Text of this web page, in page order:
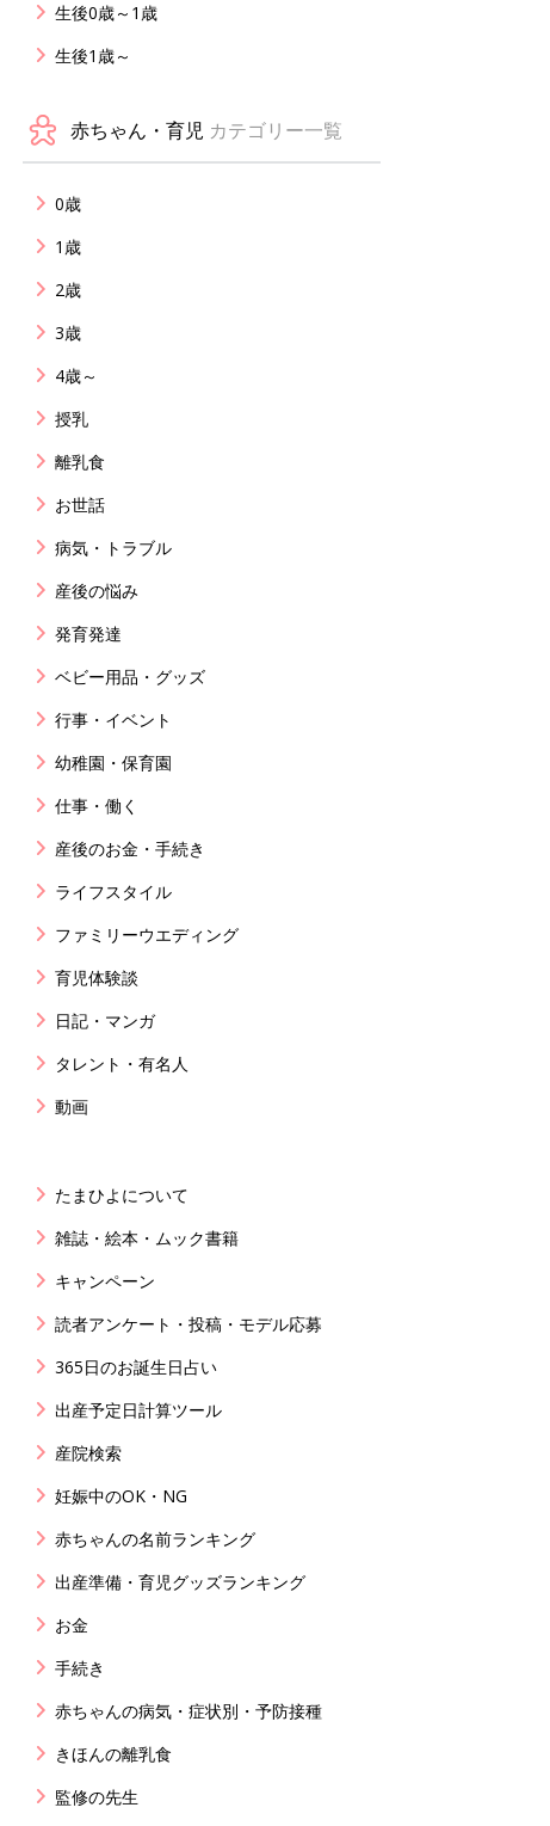
生後0歳～1歳
生後1歳～
赤ちゃん・育児 カテゴリー一覧
0歳
1歳
2歳
3歳
4歳～
授乳
離乳食
お世話
病気・トラブル
産後の悩み
発育発達
ベビー用品・グッズ
行事・イベント
幼稚園・保育園
仕事・働く
産後のお金・手続き
ライフスタイル
ファミリーウエディング
育児体験談
日記・マンガ
タレント・有名人
動画
たまひよについて
雑誌・絵本・ムック書籍
キャンペーン
読者アンケート・投稿・モデル応募
365日のお誕生日占い
出産予定日計算ツール
産院検索
妊娠中のOK・NG
赤ちゃんの名前ランキング
出産準備・育児グッズランキング
お金
手続き
赤ちゃんの病気・症状別・予防接種
きほんの離乳食
監修の先生